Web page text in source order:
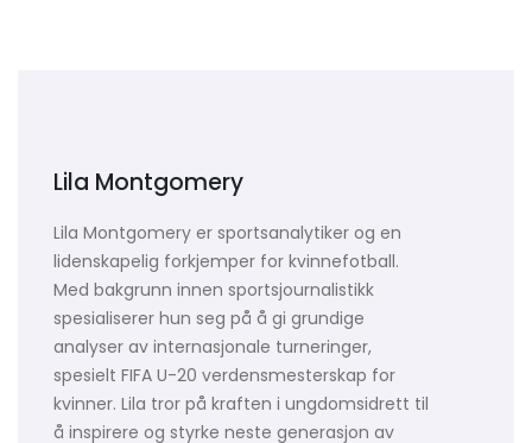
Lila Montgomery
Lila Montgomery er sportsanalytiker og en
lidenskapelig forkjemper for kvinnefotball.
Med bakgrunn innen sportsjournalistikk
spesialiserer hun seg på å gi grundige
analyser av internasjonale turneringer,
spesielt FIFA U-20 verdensmesterskap for
kvinner. Lila tror på kraften i ungdomsidrett til
å inspirere og styrke neste generasjon av